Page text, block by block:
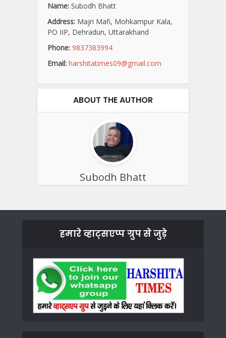
Name: Subodh Bhatt
Address: Majri Mafi, Mohkampur Kala,
PO IIP, Dehradun, Uttarakhand
Phone: 9837383994
Email: harshitatimes09@gmail.com
ABOUT THE AUTHOR
Subodh Bhatt
हमारे व्हाट्सएप्प ग्रुप से जुड़े